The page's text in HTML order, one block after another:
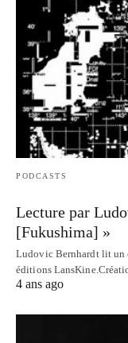
PODCASTS
Lecture par
[Fukushima] »
Ludovic Bernhardt lit un
éditions
4 ans ago